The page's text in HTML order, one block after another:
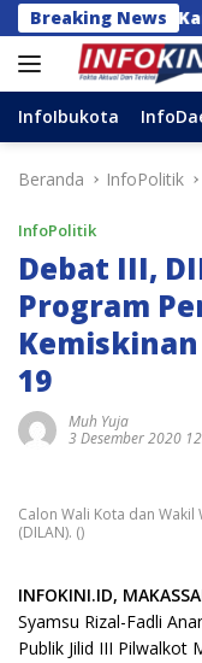
Langsung
ke
konten
Breaking News
dan Karang Taruna
InfoIbukota
Beranda InfoPolitik
InfoPolitik
Debat III,
Program
19
Muh Yuja
3 Desember 2020
Calon Wali Kota dan Wakil
(DILAN). ()
INFOKINI.ID,
Syamsu Rizal-Fadli
Publik Jilid III Pilwalkot